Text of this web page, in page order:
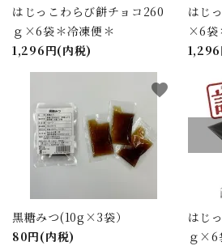
はじっこわらび餅チョコ260
ｇ×6袋＊冷凍便＊
1,296円(内税)
はじ
×6袋
黒糖みつ(10g×3袋）
80円(内税)
favorite
はじ
ｇ×6
キーワード
カテゴリー